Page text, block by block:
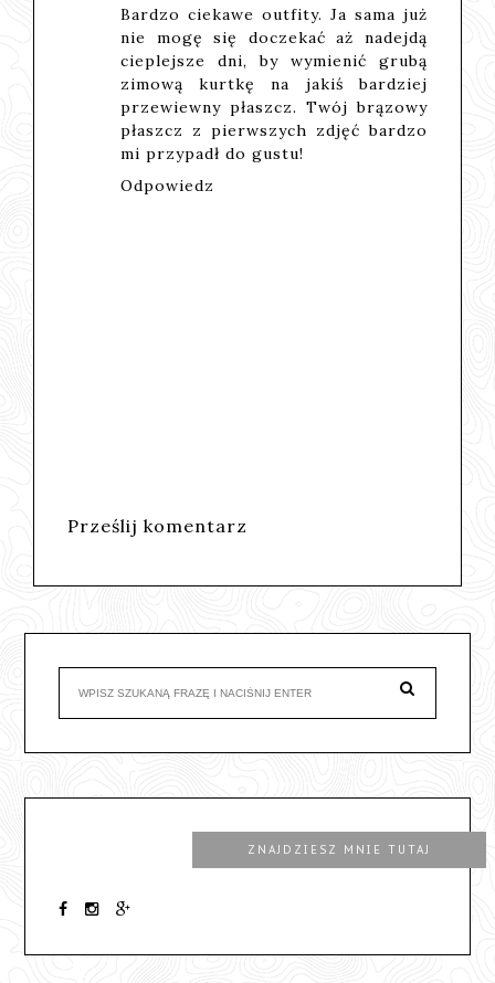
Bardzo ciekawe outfity. Ja sama już
nie mogę się doczekać aż nadejdą
cieplejsze dni, by wymienić grubą
zimową kurtkę na jakiś bardziej
przewiewny płaszcz. Twój brązowy
płaszcz z pierwszych zdjęć bardzo
mi przypadł do gustu!
Odpowiedz
Prześlij komentarz
ZNAJDZIESZ MNIE TUTAJ